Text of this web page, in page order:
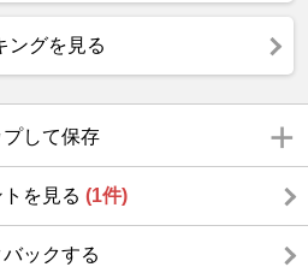
ングを見る
して保存
を見る (1件)
ックする